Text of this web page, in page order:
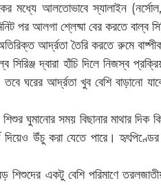
মধ্যে আলতোভাবে স্যালাইন
পর আলগা শ্লেষ্মা বের করতে বাল্ব
আর্দ্রতা তৈরি করতে রুমে
সিরিঞ্জ দ্বারা হাঁচি দিলে নিজস্ব
তবে ঘরের আর্দ্রতা খুব বেশি বাড়ানো
: শিশুর ঘুমানোর সময় বিছানার মাথার
দিয়েও উঁচু করা যেতে পারে।
শিশুদের একটু বেশি পরিমাণে